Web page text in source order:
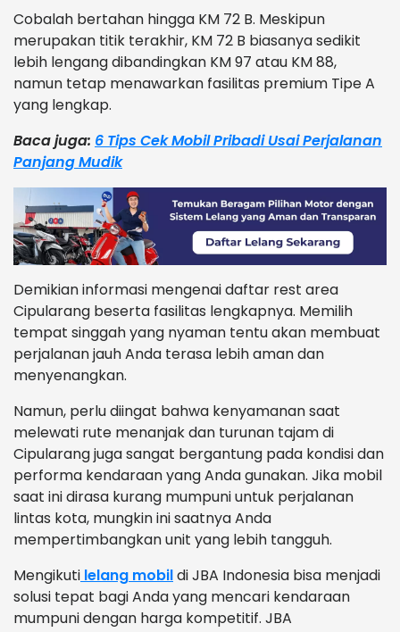
Cobalah bertahan hingga KM 72 B. Meskipun
merupakan titik terakhir, KM 72 B biasanya sedikit
lebih lengang dibandingkan KM 97 atau KM 88,
namun tetap menawarkan fasilitas premium Tipe A
yang lengkap.
Baca juga: 6 Tips Cek Mobil Pribadi Usai Perjalanan
Panjang Mudik
Demikian informasi mengenai daftar rest area
Cipularang beserta fasilitas lengkapnya. Memilih
tempat singgah yang nyaman tentu akan membuat
perjalanan jauh Anda terasa lebih aman dan
menyenangkan.
Namun, perlu diingat bahwa kenyamanan saat
melewati rute menanjak dan turunan tajam di
Cipularang juga sangat bergantung pada kondisi dan
performa kendaraan yang Anda gunakan. Jika mobil
saat ini dirasa kurang mumpuni untuk perjalanan
lintas kota, mungkin ini saatnya Anda
mempertimbangkan unit yang lebih tangguh.
Mengikuti lelang mobildi JBA Indonesia bisa menjadi
solusi tepat bagi Anda yang mencari kendaraan
mumpuni dengan harga kompetitif. JBA